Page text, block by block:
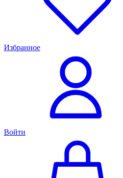
Избранное
Войти